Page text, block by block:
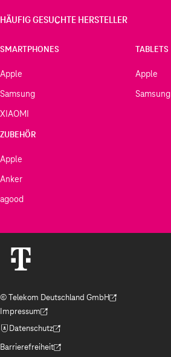
HÄUFIG GESUCHTE HERSTELLER
SMARTPHONES
Apple
Samsung
XIAOMI
TABLETS
Apple
Samsung
ZUBEHÖR
Apple
Anker
agood
© Telekom Deutschland GmbH
(Der Link wird in einem neuen Tab geöffnet)
Impressum
(Der Link wird in einem neuen Tab geöffnet)
Datenschutz
(Der Link wird in einem neuen Tab geöffnet)
Barrierefreiheit
(Der Link wird in einem neuen Tab geöffnet)